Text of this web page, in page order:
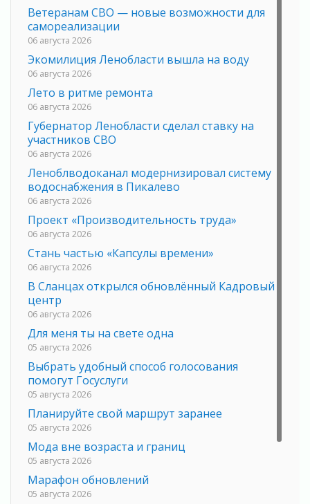
Ветеранам СВО — новые возможности для
самореализации
06 августа 2026
Экомилиция Ленобласти вышла на воду
06 августа 2026
Лето в ритме ремонта
06 августа 2026
Губернатор Ленобласти сделал ставку на
участников СВО
06 августа 2026
Леноблводоканал модернизировал систему
водоснабжения в Пикалево
06 августа 2026
Проект «Производительность труда»
06 августа 2026
Стань частью «Капсулы времени»
06 августа 2026
В Сланцах открылся обновлённый Кадровый
центр
06 августа 2026
Для меня ты на свете одна
05 августа 2026
Выбрать удобный способ голосования
помогут Госуслуги
05 августа 2026
Планируйте свой маршрут заранее
05 августа 2026
Мода вне возраста и границ
05 августа 2026
Марафон обновлений
05 августа 2026